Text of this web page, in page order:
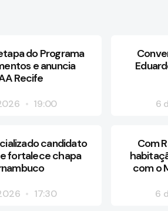
do Programa
e anuncia
Recife
19:00 6
candidato
fortalece chapa
17:30
Com
com o
6